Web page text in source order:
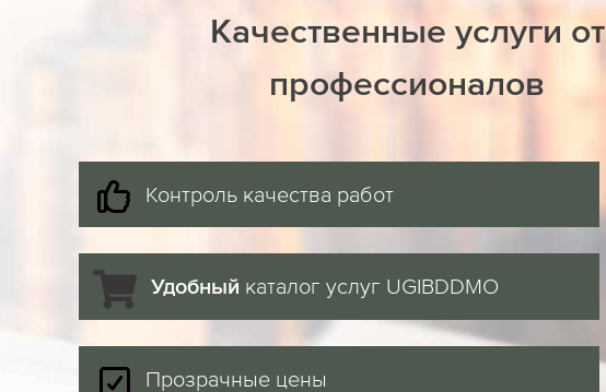
Качественные услуги от
профессионалов
Контроль качества работ
Удобный каталог услуг UGIBDDMO
Прозрачные цены